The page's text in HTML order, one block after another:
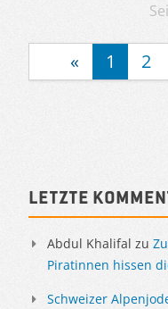
« 1 2
Sidebar
Letzte
Abdul Khalifal zu
Piratinnen hissen
Schweizer